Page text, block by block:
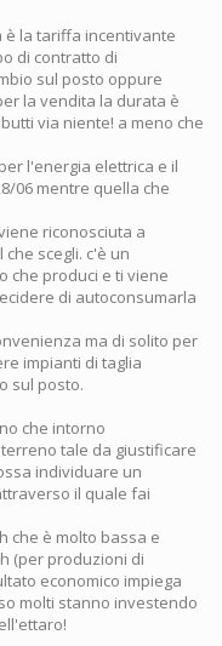
è la tariffa incentivante
di contratto di
sul posto oppure
la vendita la durata è
via niente! a meno che
l'energia elettrica e il
06 mentre quella che
riconosciuta a
scegli. c'è un
che produci e ti viene
di autoconsumarla
ma di solito per
impianti di taglia
sul posto.
che intorno
tale da giustificare
individuare un
il quale fai
che è molto bassa e
(per produzioni di
economico impiega
molti stanno investendo